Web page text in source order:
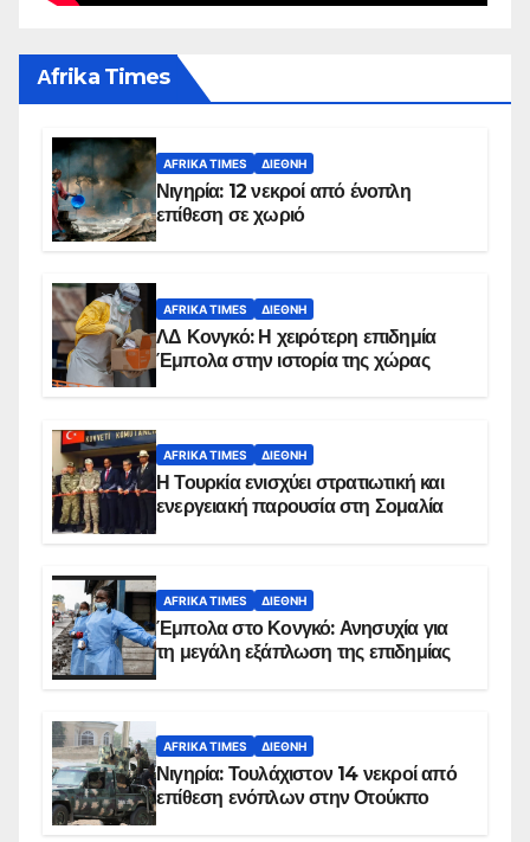
Αfrika Times
AFRIKA TIMES ΔΙΕΘΝΉ
Νιγηρία: 12 νεκροί από ένοπλη
επίθεση σε χωριό
AFRIKA TIMES ΔΙΕΘΝΉ
ΛΔ Κονγκό: Η χειρότερη επιδημία
Έμπολα στην ιστορία της χώρας
AFRIKA TIMES ΔΙΕΘΝΉ
Η Τουρκία ενισχύει στρατιωτική και
ενεργειακή παρουσία στη Σομαλία
AFRIKA TIMES ΔΙΕΘΝΉ
Έμπολα στο Κονγκό: Ανησυχία για
τη μεγάλη εξάπλωση της επιδημίας
AFRIKA TIMES ΔΙΕΘΝΉ
Νιγηρία: Τουλάχιστον 14 νεκροί από
επίθεση ενόπλων στην Οτούκπο